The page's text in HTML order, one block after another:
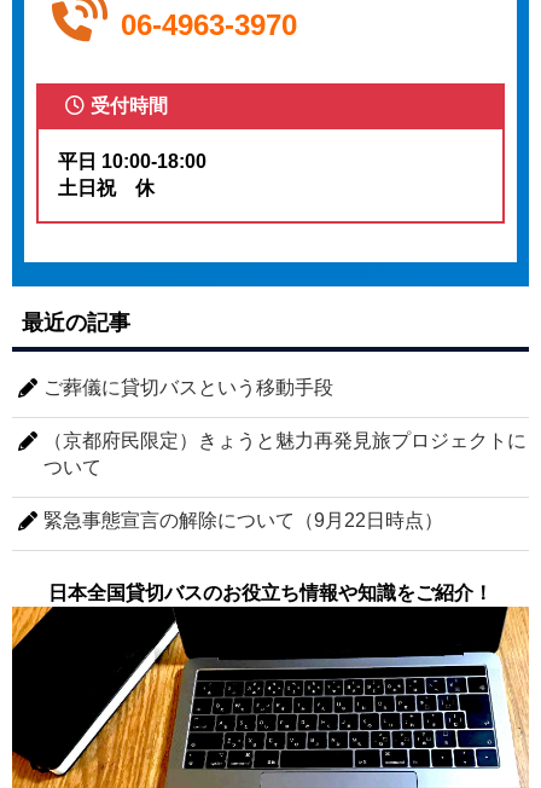
06-4963-3970
受付時間
平日 10:00-18:00
土日祝 休
最近の記事
ご葬儀に貸切バスという移動手段
（京都府民限定）きょうと魅力再発見旅プロジェクトに
ついて
緊急事態宣言の解除について（9月22日時点）
日本全国貸切バスのお役立ち情報や知識をご紹介！